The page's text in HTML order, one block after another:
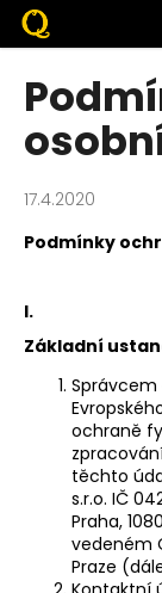
Přejít
obsah
17.4.2020
Podmínky
I.
Základní
ochraně
těchto
s.r.o. IČ
Praha,
vedeném
Praze
o
C
o
p
t
e
b